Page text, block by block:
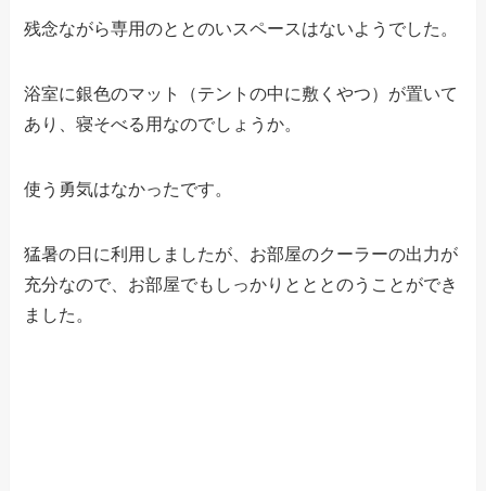
残念ながら専用のととのいスペースはないようでした。
浴室に銀色のマット（テントの中に敷くやつ）が置いて
あり、寝そべる用なのでしょうか。
使う勇気はなかったです。
猛暑の日に利用しましたが、お部屋のクーラーの出力が
充分なので、お部屋でもしっかりとととのうことができ
ました。